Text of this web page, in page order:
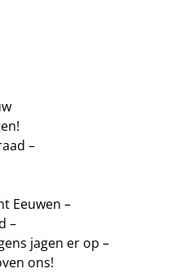
–
Eeuwen –
–
jagen er op –
ons!